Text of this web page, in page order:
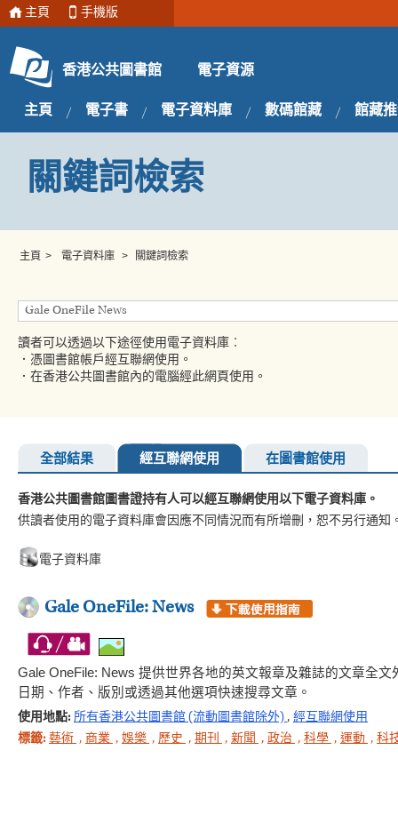
主頁 手機版
香港公共圖書館 電子資源
主頁 電子書 電子資料庫 數碼館藏 館藏
關鍵詞檢索
主頁 > 電子資料庫 > 關鍵詞檢索
讀者可以透過以下途徑使用電子資料庫︰
．憑圖書館帳戶經互聯網使用。
．在香港公共圖書館內的電腦經此網頁使用。
全部結果 經互聯網使用 在圖書館使用
香港公共圖書館圖書證持有人可以經互聯網使用以下電子資料庫。
供讀者使用的電子資料庫會因應不同情況而有所增刪，恕不另行通知
電子資料庫
Gale OneFile: News
Gale OneFile: News 提供世界各地的英文報章及雜誌的文章全
日期、作者、版別或透過其他選項快速搜尋文章。
使用地點: 所有香港公共圖書館 (流動圖書館除外) , 經互聯網使用
標籤: 藝術 , 商業 , 娛樂 , 歷史 , 期刊 , 新聞 , 政治 , 科學 , 運動 , 科